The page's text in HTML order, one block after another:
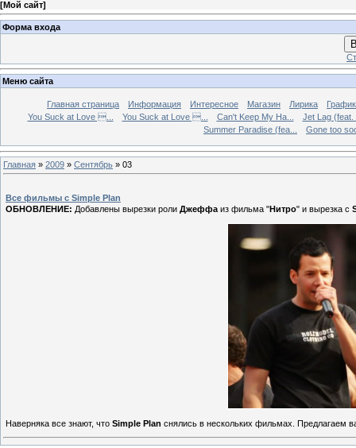
[Мой сайт]
Форма входа
Меню сайта
Главная страница Информация Интересное Магазин Лирика
You Suck at Love ...
You Suck at Love ... Can't Keep My Ha...
Jet Lag (feat.
Summer Paradise (fea...
Gone too
Главная » 2009 » Сентябрь » 03
Все фильмы с Simple Plan
ОБНОВЛЕНИЕ: Добавлены вырезки роли Джеффа из фильма "Нитро" и вырезка с
Наверняка все знают, что Simple Plan снялись в нескольких фильмах.